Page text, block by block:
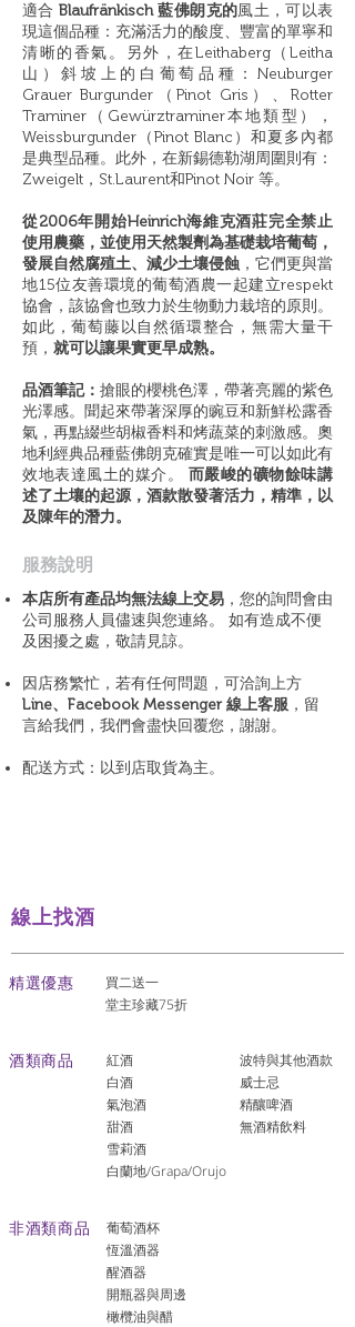
適合 Blaufränkisch 藍佛朗克的風土，可以表
現這個品種：充滿活力的酸度、豐富的單寧和
清晰的香氣。另外，在Leithaberg（Leitha
山）斜坡上的白葡萄品種：Neuburger
Grauer Burgunder（Pinot Gris）、Rotter
Traminer（Gewürztraminer本地類型），
Weissburgunder（Pinot Blanc）和夏多內都
是典型品種。此外，在新錫德勒湖周圍則有：
Zweigelt，St.Laurent和Pinot Noir 等。
從2006年開始Heinrich海維克酒莊完全禁止
使用農藥，並使用天然製劑為基礎栽培葡萄，
發展自然腐殖土、減少土壤侵蝕 ，它們更與當
地15位友善環境的葡萄酒農一起建立respekt
協會，該協會也致力於生物動力栽培的原則。
如此，葡萄藤以自然循環整合，無需大量干
預， 就可以讓果實更早成熟。
品酒筆記： 搶眼的櫻桃色澤，帶著亮麗的紫色
光澤感。聞起來帶著深厚的豌豆和新鮮松露香
氣，再點綴些胡椒香料和烤蔬菜的刺激感。奧
地利經典品種藍佛朗克確實是唯一可以如此有
效地表達風土的媒介。 而嚴峻的礦物餘味講
述了土壤的起源，酒款散發著活力，精準，以
及陳年的潛力。
​服務說明
本店所有產品均無法線上交易 ，您的詢問會由
公司服務人員儘速與您連絡。 如有造成不便
及困擾之處，敬請見諒。
因店務繁忙，若有任何問題，可洽詢上方
Line、Facebook Messenger 線上客服 ，留
言給我們，我們會盡快回覆您，謝謝。
配送方式：以到店取貨為主。
線上找酒
​精選優惠
買二送一
堂主珍藏75折
酒類商品
紅酒
白酒
氣泡酒
​甜酒
雪莉酒
白蘭地/Grapa/Orujo
波特與其他酒款
威士忌
精釀啤酒
​無酒精飲料
非酒類商品
葡萄酒杯
恆溫酒器
醒酒器
開瓶器與周邊
橄欖油與醋